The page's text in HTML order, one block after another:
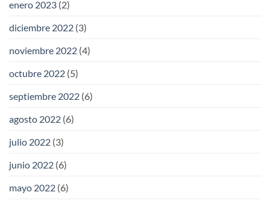
enero 2023 (2)
diciembre 2022 (3)
noviembre 2022 (4)
octubre 2022 (5)
septiembre 2022 (6)
agosto 2022 (6)
julio 2022 (3)
junio 2022 (6)
mayo 2022 (6)